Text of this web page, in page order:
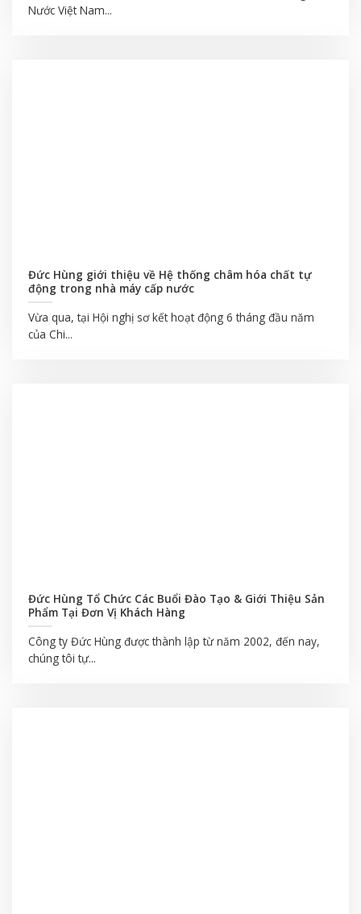
Nước Việt Nam...
Đức Hùng giới thiệu về Hệ thống châm hóa chất tự
động trong nhà máy cấp nước
Vừa qua, tại Hội nghị sơ kết hoạt động 6 tháng đầu năm
của Chi...
Đức Hùng Tổ Chức Các Buổi Đào Tạo & Giới Thiệu Sản
Phẩm Tại Đơn Vị Khách Hàng
Công ty Đức Hùng được thành lập từ năm 2002, đến nay,
chúng tôi tự...